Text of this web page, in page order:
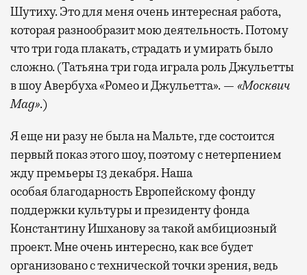
Шутиху. Это для меня очень интересная работа,
которая разнообразит мою деятельность. Потому
что три года плакать, страдать и умирать было
сложно. (Татьяна три года играла роль Джульетты
в шоу Авербуха «Ромео и Джульетта». — «Москвич
Mag».)
Я еще ни разу не была на Мальте, где состоится
первый показ этого шоу, поэтому с нетерпением
жду премьеры 13 декабря. Наша
особая благодарность Европейскому фонду
поддержки культуры и президенту фонда
Константину Ишханову за такой амбициозный
проект. Мне очень интересно, как все будет
организовано с технической точки зрения, ведь